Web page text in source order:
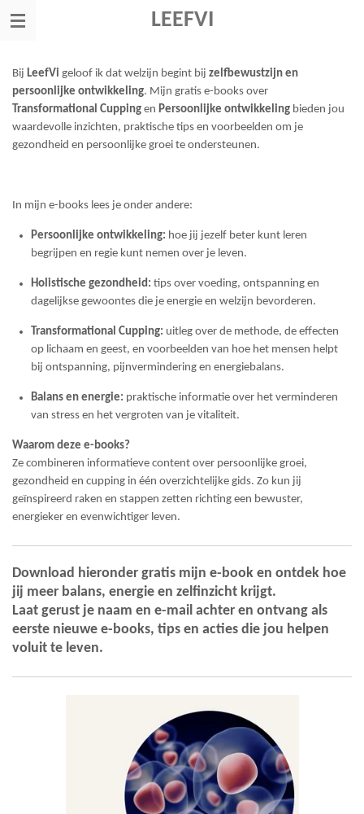
Ga
de
hoofdinhoud
LEEFVI
Bij LeefVi geloof ik dat welzijn begint bij zelfbewustzijn en
persoonlijke ontwikkeling. Mijn gratis e-books over
Transformational Cupping en Persoonlijke ontwikkeling bieden jou
waardevolle inzichten, praktische tips en voorbeelden om je
gezondheid en persoonlijke groei te ondersteunen.
In mijn e-books lees je onder andere:
Persoonlijke ontwikkeling: hoe jij jezelf beter kunt leren
begrijpen en regie kunt nemen over je leven.
Holistische gezondheid: tips over voeding, ontspanning en
dagelijkse gewoontes die je energie en welzijn bevorderen.
Transformational Cupping: uitleg over de methode, de effecten
op lichaam en geest, en voorbeelden van hoe het mensen helpt
bij ontspanning, pijnvermindering en energiebalans.
Balans en energie: praktische informatie over het verminderen
van stress en het vergroten van je vitaliteit.
Waarom deze e-books?
Ze combineren informatieve content over persoonlijke groei,
gezondheid en cupping in één overzichtelijke gids. Zo kun jij
geïnspireerd raken en stappen zetten richting een bewuster,
energieker en evenwichtiger leven.
Download hieronder gratis mijn e-book en ontdek hoe
jij meer balans, energie en zelfinzicht krijgt.
Laat gerust je naam en e-mail achter en ontvang als
eerste nieuwe e-books, tips en acties die jou helpen
voluit te leven.